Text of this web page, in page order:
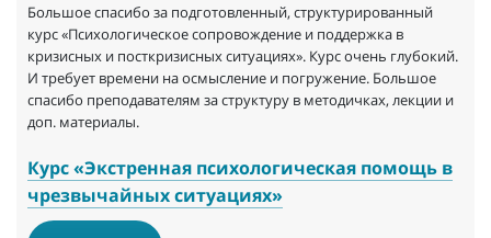
Большое спасибо за подготовленный, структурированный
курс «Психологическое сопровождение и поддержка в
кризисных и посткризисных ситуациях». Курс очень глубокий.
И требует времени на осмысление и погружение. Большое
спасибо преподавателям за структуру в методичках, лекции и
доп. материалы.
Курс «Экстренная психологическая помощь в
чрезвычайных ситуациях»